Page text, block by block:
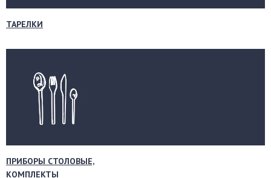
ТАРЕЛКИ
ПРИБОРЫ СТОЛОВЫЕ,
КОМПЛЕКТЫ